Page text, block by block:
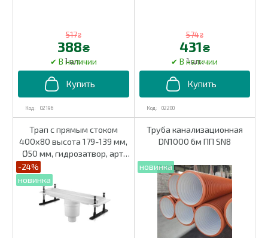
02196
517₴
388₴
1 шт.
02200
574₴
431₴
1 шт.
Трап c прямым стоком
400х80 высота 179-139 мм,
Ø50 мм, гидрозатвор, арт.
-24%
Труба канализационная
DN1000 6м ПП SN8